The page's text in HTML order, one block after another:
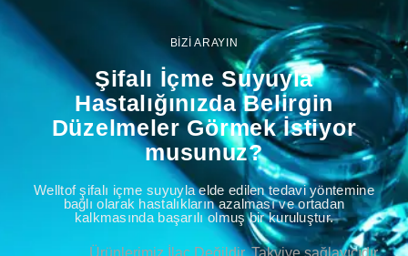
BİZİ ARAYIN
Şifalı İçme Suyuyla
Hastalığınızda Belirgin
Düzelmeler Görmek İstiyor
musunuz?
Welltof şifalı içme suyuyla elde edilen tedavi yöntemine
bağlı olarak hastalıkların azalması ve ortadan
kalkmasında başarılı olmuş bir kuruluştur.
Ürünlerimiz İlaç Değildir. Takviye sağlayıcıdır.